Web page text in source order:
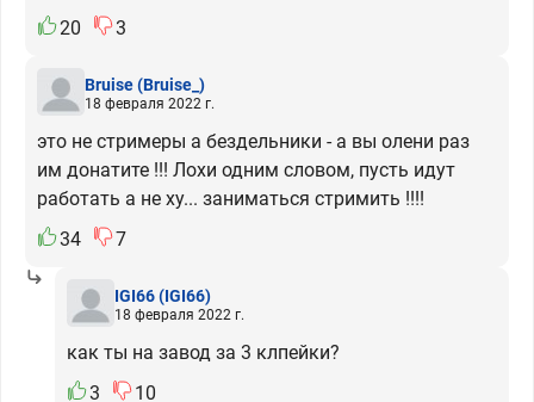
20
3
Bruise(Bruise_)
18 февраля 2022 г.
это не стримеры а бездельники - а вы олени раз
им донатите !!! Лохи одним словом, пусть идут
работать а не ху... заниматься стримить !!!!
34
7
IGI66(IGI66)
18 февраля 2022 г.
как ты на завод за 3 клпейки?
3
10